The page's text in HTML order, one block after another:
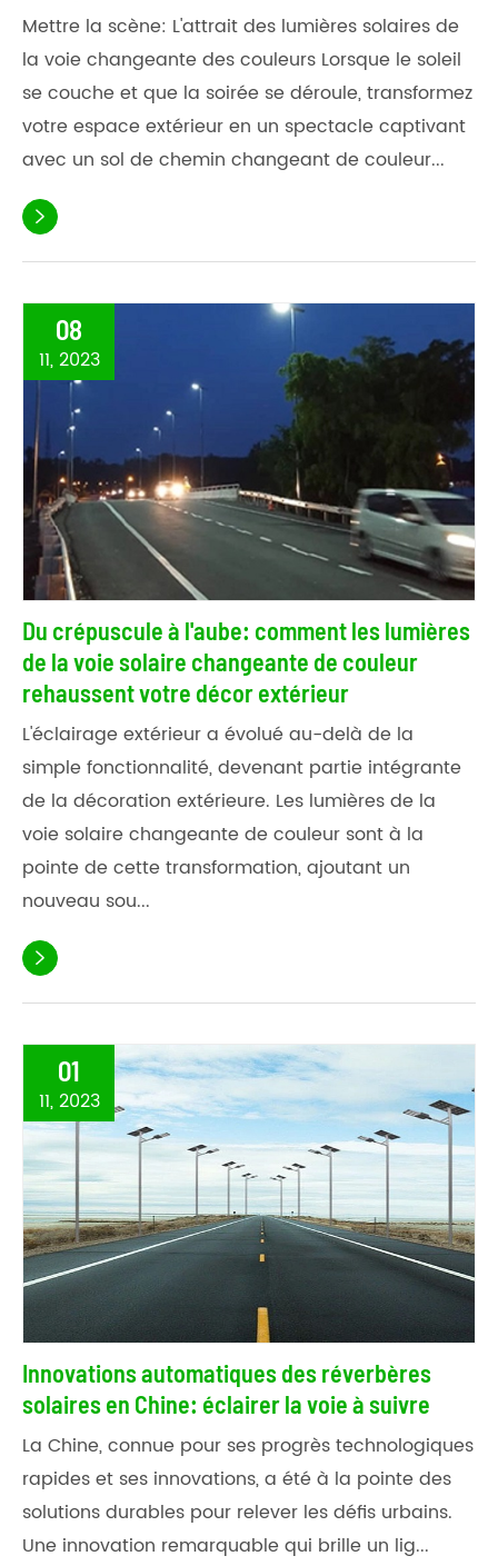
Mettre la scène: L'attrait des lumières solaires de
la voie changeante des couleurs Lorsque le soleil
se couche et que la soirée se déroule, transformez
votre espace extérieur en un spectacle captivant
avec un sol de chemin changeant de couleur...

08
11, 2023
Du crépuscule à l'aube: comment les lumières
de la voie solaire changeante de couleur
rehaussent votre décor extérieur
L'éclairage extérieur a évolué au-delà de la
simple fonctionnalité, devenant partie intégrante
de la décoration extérieure. Les lumières de la
voie solaire changeante de couleur sont à la
pointe de cette transformation, ajoutant un
nouveau sou...

01
11, 2023
Innovations automatiques des réverbères
solaires en Chine: éclairer la voie à suivre
La Chine, connue pour ses progrès technologiques
rapides et ses innovations, a été à la pointe des
solutions durables pour relever les défis urbains.
Une innovation remarquable qui brille un lig...